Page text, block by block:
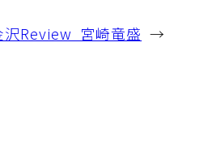
Review_宮崎竜盛 →